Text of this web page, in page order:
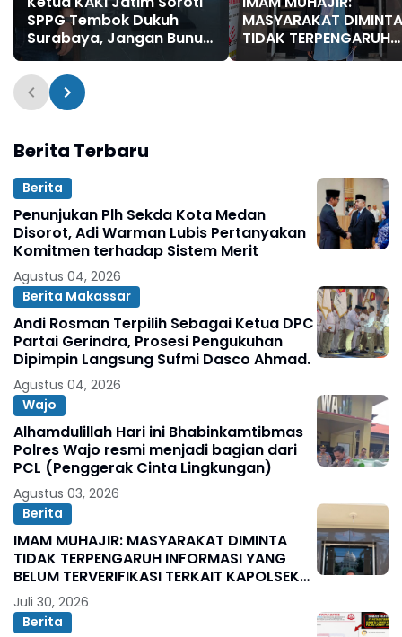
SPPG Tembok Dukuh
Surabaya, Jangan Bunuh
Anak Bangsa Secara
Perlahan
MASYARAKAT DIMINTA
TIDAK TERPENGARUH
INFORMASI YANG
Berita Terbaru
Berita
Penunjukan Plh Sekda Kota Medan
Disorot, Adi Warman Lubis Pertanyakan
Komitmen terhadap Sistem Merit
Agustus 04, 2026
Berita Makassar
Andi Rosman Terpilih Sebagai Ketua DPC
Partai Gerindra, Prosesi Pengukuhan
Dipimpin Langsung Sufmi Dasco Ahmad.
Agustus 04, 2026
Wajo
Alhamdulillah Hari ini Bhabinkamtibmas
Polres Wajo resmi menjadi bagian dari
PCL (Penggerak Cinta Lingkungan)
Agustus 03, 2026
Berita
IMAM MUHAJIR: MASYARAKAT DIMINTA
TIDAK TERPENGARUH INFORMASI YANG
BELUM TERVERIFIKASI TERKAIT KAPOLSEK
BOLO
Juli 30, 2026
Berita